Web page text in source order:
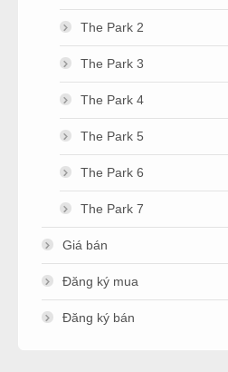
The Park 2
The Park 3
The Park 4
The Park 5
The Park 6
The Park 7
Giá bán
Đăng ký mua
Đăng ký bán